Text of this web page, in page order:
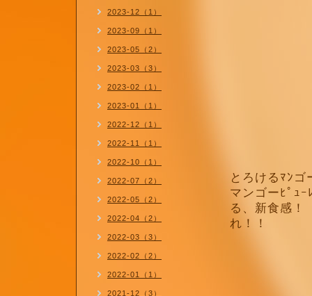
とろけるﾏﾝゴ
マンゴーﾋﾟｭ
る、新食感
れ！！
2023-12（1）
2023-09（1）
2023-05（2）
2023-03（3）
2023-02（1）
2023-01（1）
2022-12（1）
2022-11（1）
2022-10（1）
2022-07（2）
2022-05（2）
2022-04（2）
2022-03（3）
2022-02（2）
2022-01（1）
2021-12（3）